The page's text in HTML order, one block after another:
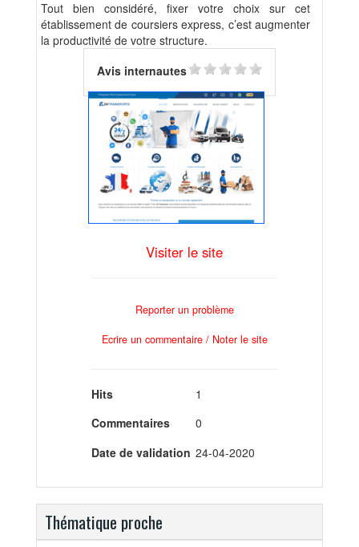
Tout bien considéré, fixer votre choix sur cet
établissement de coursiers express, c’est augmenter
la productivité de votre structure.
Avis internautes
Visiter le site
Reporter un problème
Ecrire un commentaire / Noter le site
Hits
1
Commentaires
0
Date de validation 24-04-2020
Thématique proche